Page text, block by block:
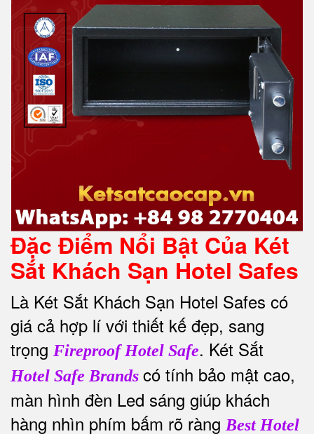
Đặc Điểm Nổi Bật Của Két
Sắt Khách Sạn Hotel Safes
Là Két Sắt Khách Sạn Hotel Safes có
giá cả hợp lí với thiết kế đẹp, sang
trọng Fireproof Hotel Safe. Két Sắt
Hotel Safe Brands có tính bảo mật cao,
màn hình đèn Led sáng giúp khách
hàng nhìn phím bấm rõ ràng Best Hotel